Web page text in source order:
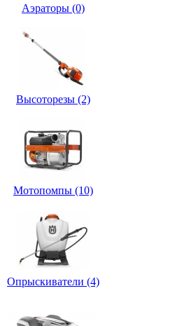
Аэраторы (0)
Высоторезы (2)
Мотопомпы (10)
Опрыскиватели (4)